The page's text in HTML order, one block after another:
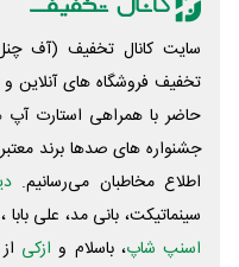
سایت کانال تخفیف (آف
تخفیف فروشگاه های آنلاین
حاضر با همراهی استارت آپ
جشنواره های صدها برند
اطلاع مخاطبان می‌رسانیم.
سینماتیکت، بانی مد، علی‌ بابا ،
اسنپ شاپ، باسلام و ازکی